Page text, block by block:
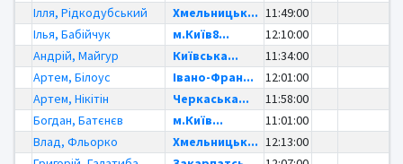
Ілля, Рідкодубський
Хмельницьк... 11:49:00
Ілья, Бабійчук
м.Київ8...
12:10:00
Андрій, Майгур
Київська...
11:34:00
Артем, Білоус
Івано-Фран...
12:01:00
Артем, Нікітін
Черкаська...
11:58:00
Богдан, Батєнєв
м.Київ...
11:01:00
Влад, Фльорко
Хмельницьк... 12:13:00